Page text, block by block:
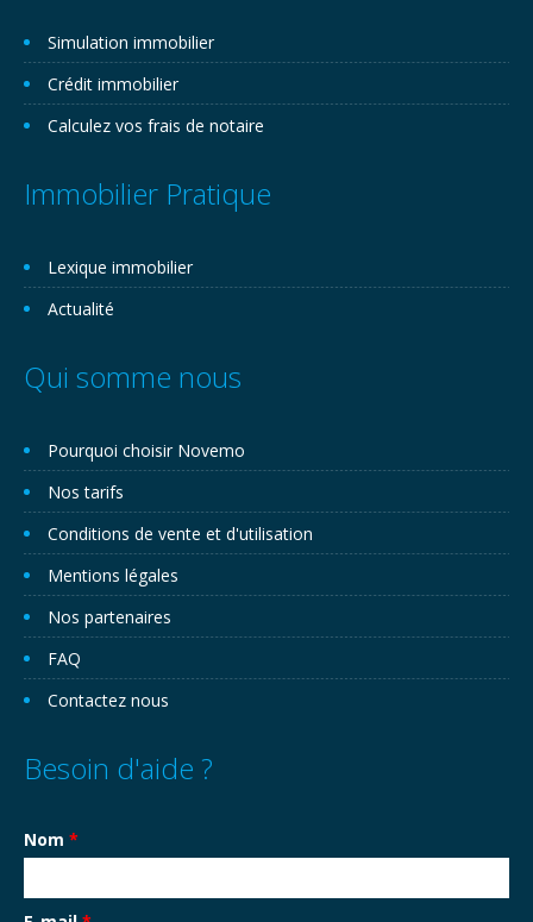
Simulation immobilier
Crédit immobilier
Calculez vos frais de notaire
Immobilier Pratique
Lexique immobilier
Actualité
Qui somme nous
Pourquoi choisir Novemo
Nos tarifs
Conditions de vente et d'utilisation
Mentions légales
Nos partenaires
FAQ
Contactez nous
Besoin d'aide ?
Nom *